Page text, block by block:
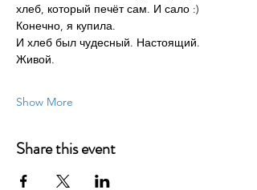
хлеб, который печёт сам. И сало :)
Конечно, я купила.
И хлеб был чудесный. Настоящий.
Живой.
Show More
Share this event